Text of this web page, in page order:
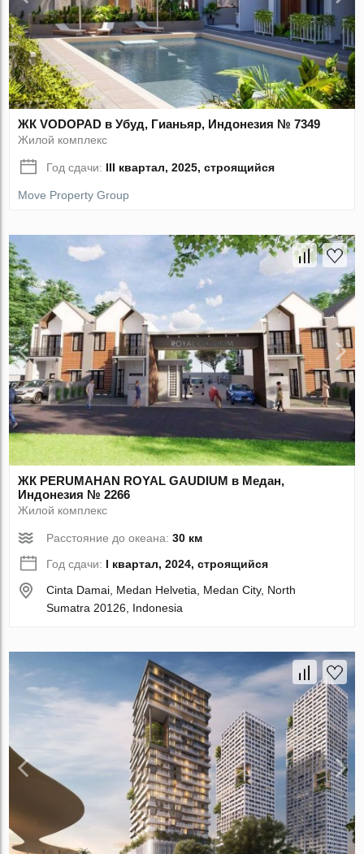
ЖК VODOPAD в Убуд, Гианьяр, Индонезия № 7349
Жилой комплекс
Год сдачи: III квартал, 2025, строящийся
Move Property Group
ЖК PERUMAHAN ROYAL GAUDIUM в Медан,
Индонезия № 2266
Жилой комплекс
Расстояние до океана:30 км
Год сдачи: I квартал, 2024, строящийся
Cinta Damai, Medan Helvetia, Medan City, North
Sumatra 20126, Indonesia